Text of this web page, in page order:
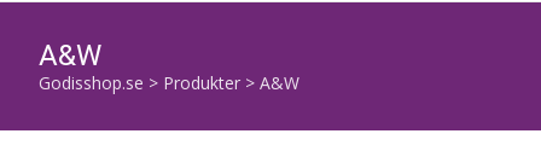
A&W
Godisshop.se > Produkter > A&W